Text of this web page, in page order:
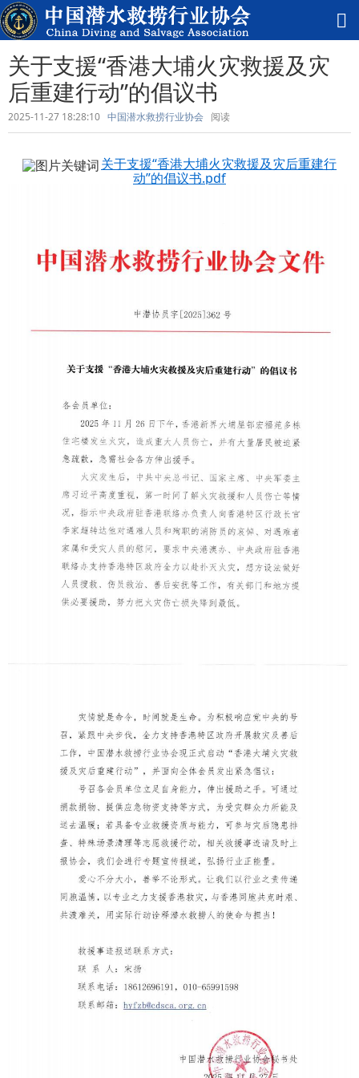
关于支援“香港大埔火灾救援及灾
后重建行动”的倡议书
2025-11-27 18:28:10 中国潜水救捞行业协会 阅读
关于支援“香港大埔火灾救援及灾后重建行
动”的倡议书.pdf